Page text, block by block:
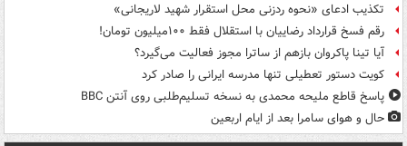
تکذیب ادعای «نحوه ردزنی محل استقرار شهید لاریجانی»
رقم فسخ قرارداد رضاییان با استقلال فقط ۱۰۰میلیون تومان!
آیا تینا پاکروان بازهم از ساترا مجوز فعالیت می‌گیرد؟
کویت دستور تعطیلی تنها مدرسه ایرانی را صادر کرد
پاسخ قاطع ملیحه محمدی به نسخه تسلیم‌طلبی روی آنتن BBC
حال و هوای سامرا بعد از ایام اربعین